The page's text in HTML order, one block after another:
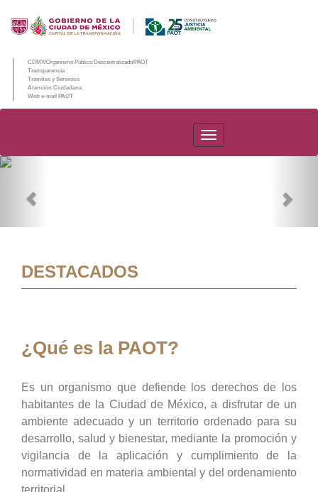
CDMX/Organismo Público Descentralizado/PAOT
Transparencia
Trámites y Servicios
Atención Ciudadana
Web e-mail PAOT
PAOT
DESTACADOS
¿Qué es la PAOT?
Es un organismo que defiende los derechos de los
habitantes de la Ciudad de México, a disfrutar de un
ambiente adecuado y un territorio ordenado para su
desarrollo, salud y bienestar, mediante la promoción y
vigilancia de la aplicación y cumplimiento de la
normatividad en materia ambiental y del ordenamiento
territorial.